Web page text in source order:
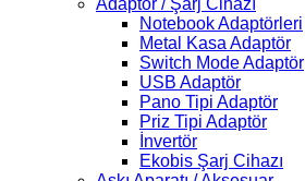
Adaptör / Şarj Cihazı
Notebook Adaptörleri
Metal Kasa Adaptör
Switch Mode Adaptör
USB Adaptör
Pano Tipi Adaptör
Priz Tipi Adaptör
İnvertör
Ekobis Şarj Cihazı